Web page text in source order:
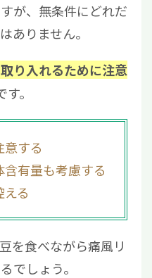
が、無条件にどれだ
ありません。
り入れるために注意
。
する
有量も考慮する
る
を食べながら痛風リ
でしょう。